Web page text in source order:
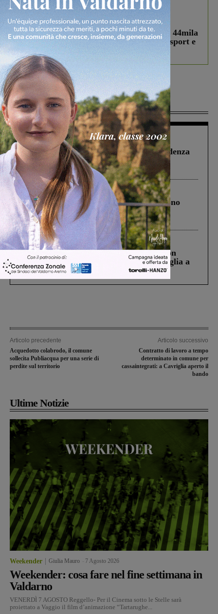
In vetrina 3 Agosto 2026
Estra Notizie agosto: Smart Cities, oltre 44mila
studenti coinvolti, torna il bando per lo sport e
debutta il podcast Estrair
Più lette
Figline Incisa Valdarno 1 Agosto 2026
Piscina di Figline finanziata oltre la scadenza
Pnrr, il gruppo di Fratelli d’Italia: “Un
ringraziamento al Governo”
Cronaca 4 Agosto 2026
Un anno fa la strage in A1 in cui morirono
Gianni, Giulia e Franco. Lo schianto, il
processo, lo stop ai sorpassi fra tir....
Cronaca 3 Agosto 2026
Scomparso da una struttura di Castiglion
Fiorentino l’uomo che aveva ucciso la figlia a
Levane nel 2020
Articolo precedente
Acquedotto colabrodo, il comune
sollecita Publiacqua per una serie di
perdite sul territorio
Articolo successivo
Contratto di lavoro a tempo
determinato in comune per
cassaintegrati: a Cavriglia aperto il
bando
Ultime Notizie
Weekender Giulia Mauro 7 Agosto 2026
Weekender: cosa fare nel fine settimana in
Valdarno
VENERDÌ 7 AGOSTO Reggello- Per il Cinema sotto le Stelle sarà
proiettato a Vaggio il film d’animazione “Tartarughe...